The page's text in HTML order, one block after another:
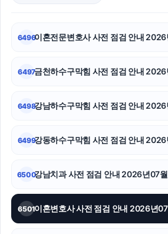
6496이혼전문변호사 사전 점검 안내
6497금천하수구막힘 사전 점검 안내
6498강남하수구막힘 사전 점검 안내
6499강동하수구막힘 사전 점검 안내
6500강남치과 사전 점검 안내 2026년07
6501이혼변호사 사전 점검 안내 2026년